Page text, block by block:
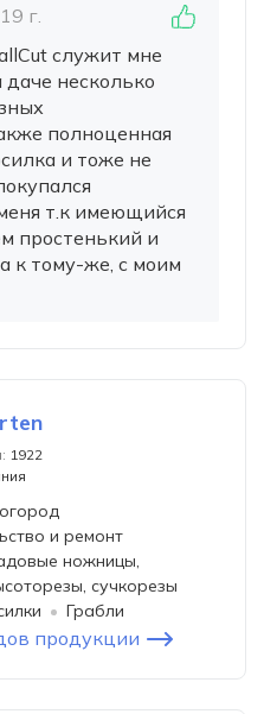
г.
служит мне
несколько
полноценная
и тоже не
т.к имеющийся
простенький и
к тому-же, с моим
1922
и ремонт
ножницы,
сучкорезы
Грабли
продукции